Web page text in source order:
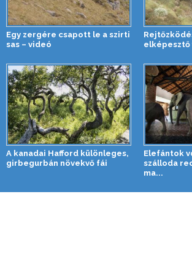
Egy zergére csapott le a szirti
sas – videó
elképesztő
A kanadai Hafford különleges,
girbegurbán növekvő fái
Elefántok
szálloda
ma...